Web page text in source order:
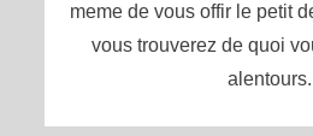
meme de vous offir le petit
vous trouverez de quoi
alentours.